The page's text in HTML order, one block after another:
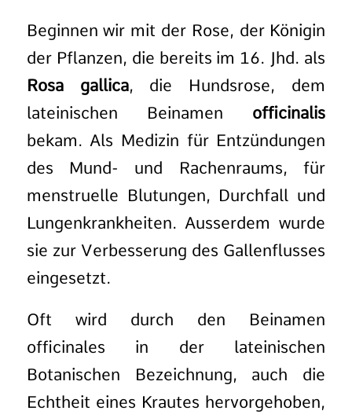
Beginnen wir mit der Rose, der Königin
der Pflanzen, die bereits im 16. Jhd. als
Rosa gallica, die Hundsrose, dem
lateinischen Beinamen officinalis
bekam. Als Medizin für Entzündungen
des Mund- und Rachenraums, für
menstruelle Blutungen, Durchfall und
Lungenkrankheiten. Ausserdem wurde
sie zur Verbesserung des Gallenflusses
eingesetzt.
Oft wird durch den Beinamen
officinales in der lateinischen
Botanischen Bezeichnung, auch die
Echtheit eines Krautes hervorgehoben,